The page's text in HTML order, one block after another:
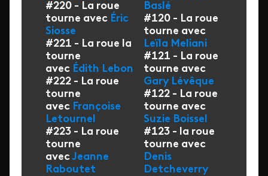
#220 - La roue
tourne avec Éric
Siosse
#221 - La roue la
tourne
avec Édith Lebon
#222 - La roue
tourne
avec Françoise
Letournel
#223 - La roue
tourne
avecJeanne
Raboutet
Baslé
#120 - La roue
tourne avec
Leïla Meliani
#121 - La roue
tourne avec
Gary Lévêque
#122 - La roue
tourne avec
Suzie Boissel
#123 - la roue
tourne avec
Denis
Detcheverry